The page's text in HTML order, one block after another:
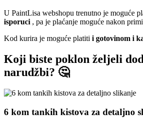
U PaintLisa webshopu trenutno je moguće
isporuci , pa je plaćanje moguće nakon
Kod kurira je moguće platiti i gotovinom i
Koji biste poklon željeli
narudžbi? 🤔
6 kom tankih kistova za detaljno